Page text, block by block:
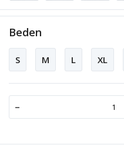
Beden
S M L XL
-